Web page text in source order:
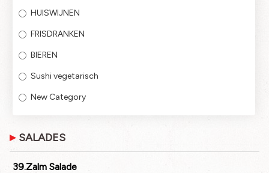
HUISWIJNEN
FRISDRANKEN
BIEREN
Sushi vegetarisch
New Category
SALADES
39.Zalm Salade